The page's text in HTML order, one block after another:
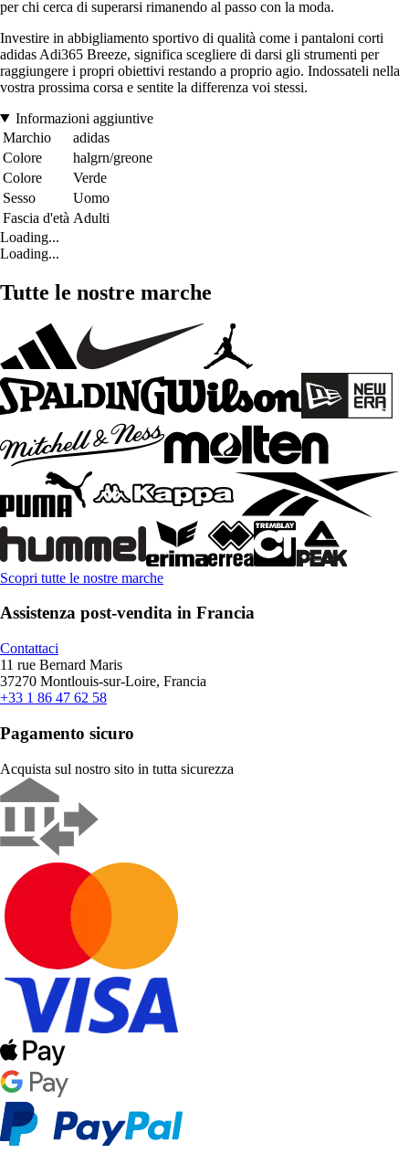
per chi cerca di superarsi rimanendo al passo con la moda.
Investire in abbigliamento sportivo di qualità come i pantaloni corti
adidas Adi365 Breeze, significa scegliere di darsi gli strumenti per
raggiungere i propri obiettivi restando a proprio agio. Indossateli nella
vostra prossima corsa e sentite la differenza voi stessi.
Informazioni aggiuntive
Marchio
adidas
Colore
halgrn/greone
Colore
Verde
Sesso
Uomo
Fascia d'età Adulti
Loading...
Loading...
Tutte le nostre marche
Scopri tutte le nostre marche
Assistenza post-vendita in Francia
Contattaci
11 rue Bernard Maris
37270 Montlouis-sur-Loire, Francia
+33 1 86 47 62 58
Pagamento sicuro
Acquista sul nostro sito in tutta sicurezza